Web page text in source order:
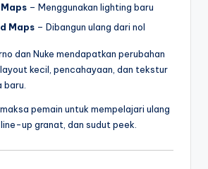
– Menggunakan lighting baru
Maps – Dibangun ulang dari nol
dan Nuke mendapatkan perubahan
kecil, pencahayaan, dan tekstur
baru.
pemain untuk mempelajari ulang
up granat, dan sudut peek.